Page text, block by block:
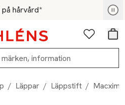
på hårvård*
- Shoppa nu
Favoriter
/ Läppar / Läppstift /